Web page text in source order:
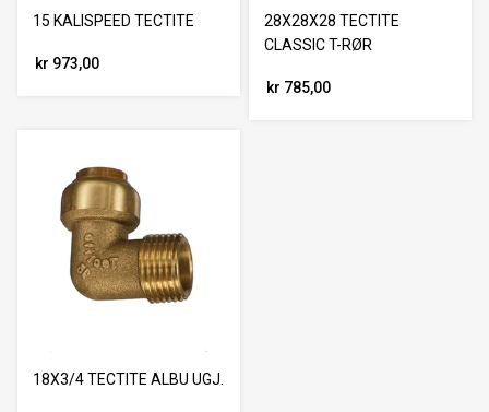
15 KALISPEED TECTITE
kr 973,00
28X28X28 TECTITE
CLASSIC T-RØR
kr 785,00
18X3/4 TECTITE ALBU UGJ.